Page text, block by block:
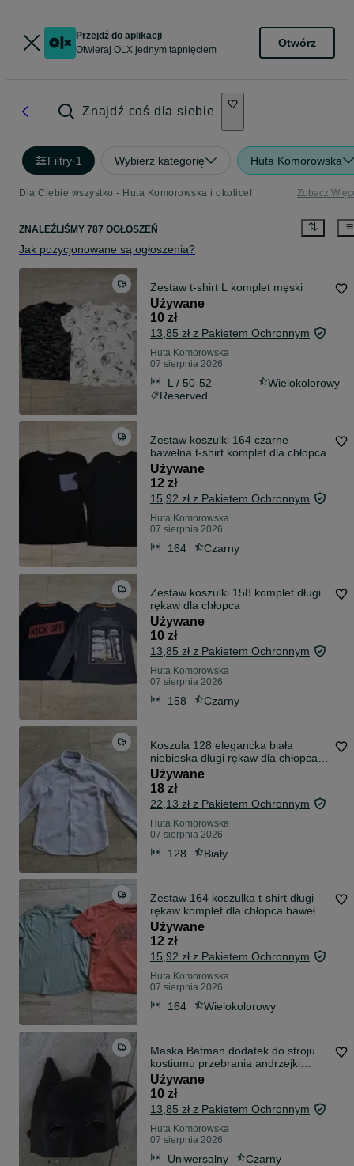
Przejdź do aplikacji
Otwieraj OLX jednym tapnięciem
Otwórz
Znajdź coś dla siebie
Filtry·1 Wybierz kategorię Huta Komorowska
Dla Ciebie wszystko - Huta Komorowska i okolice! Zobacz
ZNALEŹLIŚMY 787 OGŁOSZEŃ
Jak pozycjonowane są ogłoszenia?
Zestaw t-shirt L komplet męski
Używane
10 zł
13,85 zł z Pakietem Ochronnym
Huta Komorowska
07 sierpnia 2026
L / 50-52
Wielokolorowy
Reserved
Zestaw koszulki 164 czarne
bawełna t-shirt komplet dla chłopca
Używane
12 zł
15,92 zł z Pakietem Ochronnym
Huta Komorowska
07 sierpnia 2026
164 Czarny
Zestaw koszulki 158 komplet długi
rękaw dla chłopca
Używane
10 zł
13,85 zł z Pakietem Ochronnym
Huta Komorowska
07 sierpnia 2026
158 Czarny
Koszula 128 elegancka biała
niebieska długi rękaw dla chłopca
bawełna
Używane
18 zł
22,13 zł z Pakietem Ochronnym
Huta Komorowska
07 sierpnia 2026
128 Biały
Zestaw 164 koszulka t-shirt długi
rękaw komplet dla chłopca bawełna
tygrys
Używane
12 zł
15,92 zł z Pakietem Ochronnym
Huta Komorowska
07 sierpnia 2026
164 Wielokolorowy
Maska Batman dodatek do stroju
kostiumu przebrania andrzejki
karnawał
Używane
10 zł
13,85 zł z Pakietem Ochronnym
Huta Komorowska
07 sierpnia 2026
Uniwersalny Czarny